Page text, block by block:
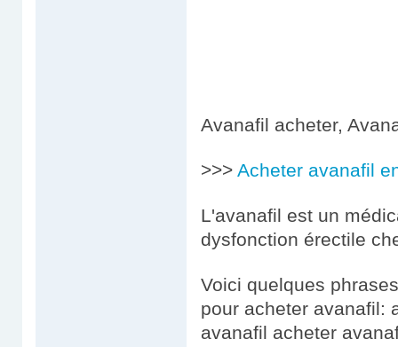
Avanafil acheter,
>>> Acheter avanafil
L'avanafil est un
dysfonction érectile
Voici quelques
pour acheter avanafil:
avanafil acheter